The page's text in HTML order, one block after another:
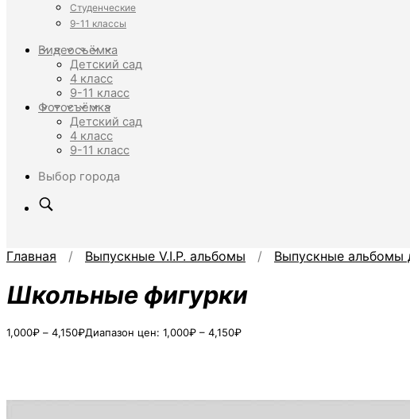
Студенческие
9-11 классы
Видеосъёмка
Детский сад
4 класс
9-11 класс
Фотосъёмка
Детский сад
4 класс
9-11 класс
Выбор города
Главная / Выпускные V.I.P. альбомы / Выпускные альбомы
Школьные фигурки
1,000₽ – 4,150₽Диапазон цен: 1,000₽ – 4,150₽